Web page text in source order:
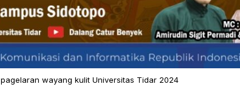
pagelaran wayang kulit Universitas Tidar 2024